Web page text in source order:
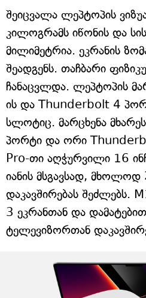
შეიცვალა ლეპტოპის
კილოგრამს იწონის და
მილიმეტრია. ეკრანის
შეადგენს. თაჩბარი
ჩანაცვლდა. ლეპტოპის
ის და Thunderbolt 4
სლოტიც. მარცხენა მხარეს
პორტი და ორი
Pro-თი აღჭურვილი 16
იანის მსგავსად, მხოლოდ
დაკავშირებას შეძლებს.
3 ეკრანთან და
ტელევიზორთან